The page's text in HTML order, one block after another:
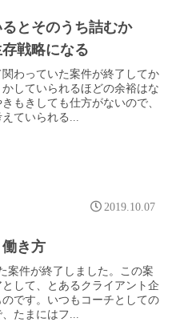
とそのうち詰むか
戦略になる
わっていた案件が終了してか
していられるほどの余裕はな
もきしても仕方がないので、
ていられる...
2019.10.07
き方
案件が終了しました。この案
して、とあるクライアント企
です。いつもコーチとしての
たまにはフ...